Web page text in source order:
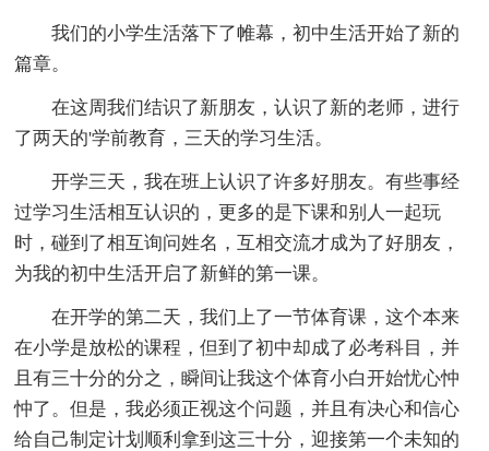
我们的小学生活落下了帷幕，初中生活开始了新的
篇章。
在这周我们结识了新朋友，认识了新的老师，进行
了两天的'学前教育，三天的学习生活。
开学三天，我在班上认识了许多好朋友。有些事经
过学习生活相互认识的，更多的是下课和别人一起玩
时，碰到了相互询问姓名，互相交流才成为了好朋友，
为我的初中生活开启了新鲜的第一课。
在开学的第二天，我们上了一节体育课，这个本来
在小学是放松的课程，但到了初中却成了必考科目，并
且有三十分的分之，瞬间让我这个体育小白开始忧心忡
忡了。但是，我必须正视这个问题，并且有决心和信心
给自己制定计划顺利拿到这三十分，迎接第一个未知的